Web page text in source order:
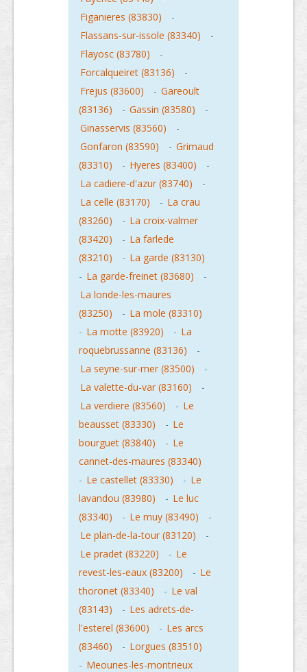
Figanieres (83830)
-
Flassans-sur-issole (83340)
-
Flayosc (83780)
-
Forcalqueiret (83136)
-
Frejus (83600)
- Gareoult
(83136)
- Gassin (83580)
-
Ginasservis (83560)
-
Gonfaron (83590)
- Grimaud
(83310)
- Hyeres (83400)
-
La cadiere-d'azur (83740)
-
La celle (83170)
- La crau
(83260)
- La croix-valmer
(83420)
- La farlede
(83210)
- La garde (83130)
- La garde-freinet (83680)
-
La londe-les-maures
(83250)
- La mole (83310)
- La motte (83920) - La
roquebrussanne (83136)
-
La seyne-sur-mer (83500)
-
La valette-du-var (83160)
-
La verdiere (83560)
- Le
beausset (83330)
- Le
bourguet (83840)
- Le
cannet-des-maures (83340)
- Le castellet (83330) - Le
lavandou (83980)
- Le luc
(83340)
- Le muy (83490)
-
Le plan-de-la-tour (83120)
-
Le pradet (83220)
- Le
revest-les-eaux (83200)
- Le
thoronet (83340)
- Le val
(83143)
- Les adrets-de-
l'esterel (83600)
- Les arcs
(83460)
- Lorgues (83510)
- Meounes-les-montrieux